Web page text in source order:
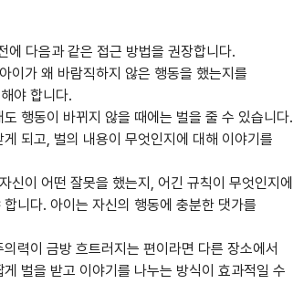
에 다음과 같은 접근 방법을 권장합니다.
이가 왜 바람직하지 않은 행동을 했는지를
야 합니다.
도 행동이 바뀌지 않을 때에는 벌을 줄 수 있습니다.
되고, 벌의 내용이 무엇인지에 대해 이야기를
신이 어떤 잘못을 했는지, 어긴 규칙이 무엇인지에
니다. 아이는 자신의 행동에 충분한 댓가를
의력이 금방 흐트러지는 편이라면 다른 장소에서
벌을 받고 이야기를 나누는 방식이 효과적일 수